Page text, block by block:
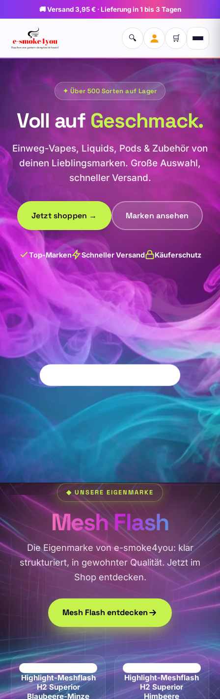
🚚 Versand 3,95 € · Lieferung in 1 bis 3 Tagen
🔍 🛒
✦ Über 500 Sorten auf Lager
Voll auf Geschmack.
Einweg-Vapes, Liquids, Pods & Zubehör von
deinen Lieblingsmarken. Große Auswahl,
schneller Versand.
Jetzt shoppen → Marken ansehen
Top-Marken Schneller Versand Käuferschutz
◆ UNSERE EIGENMARKE
Mesh Flash
Die Eigenmarke von e-smoke4you: klar
strukturiert, in gewohnter Qualität. Jetzt im
Shop entdecken.
Mesh Flash entdecken
Highlight-Meshflash
H2 Superior
Blaubeere-Minze
Highlight-Meshflash
H2 Superior
Himbeere